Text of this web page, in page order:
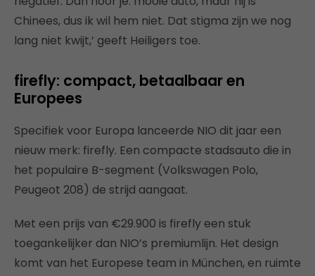
Chinees, dus ik wil hem niet. Dat stigma zijn we nog
lang niet kwijt,’ geeft Heiligers toe.
firefly: compact, betaalbaar en
Europees
Specifiek voor Europa lanceerde NIO dit jaar een
nieuw merk: firefly. Een compacte stadsauto die in
het populaire B-segment (Volkswagen Polo,
Peugeot 208) de strijd aangaat.
Met een prijs van €29.900 is firefly een stuk
toegankelijker dan NIO’s premiumlijn. Het design
komt van het Europese team in München, en ruimte